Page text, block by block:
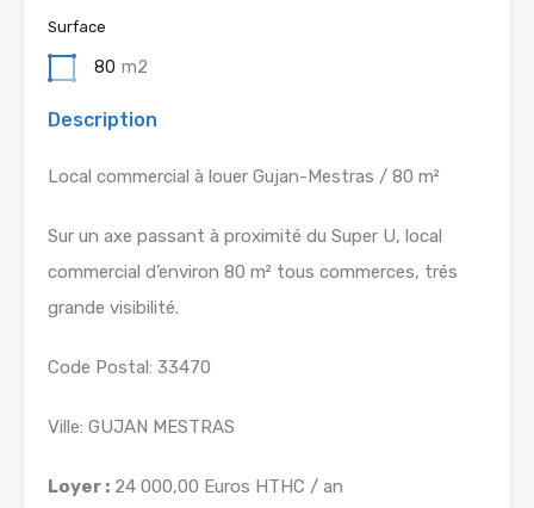
Surface
80 m2
Description
Local commercial à louer Gujan-Mestras / 80 m²
Sur un axe passant à proximité du Super U, local
commercial d’environ 80 m² tous commerces, trés
grande visibilité.
Code Postal: 33470
Ville: GUJAN MESTRAS
Loyer : 24 000,00 Euros HTHC / an